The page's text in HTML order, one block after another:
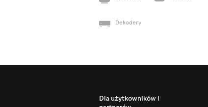
Dekodery
Dla użytkowników i